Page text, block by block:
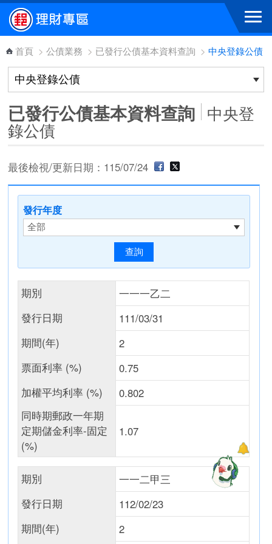
跳到主要內容區塊
首頁 > 公債業務 > 已發行公債基本資料查詢 > 中央登錄公債
已發行公債基本資料查詢 中央登
錄公債
最後檢視/更新日期：115/07/24
發行年度
期別
一一一乙二
發行日期
111/03/31
期間(年)
2
票面利率 (%)
0.75
加權平均利率 (%)
0.802
同時期郵政一年期
定期儲金利率-固定
(%)
1.07
期別
一一二甲三
發行日期
112/02/23
期間(年)
2